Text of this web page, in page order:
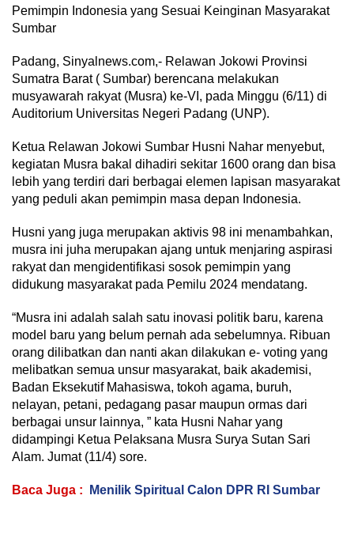
Pemimpin Indonesia yang Sesuai Keinginan Masyarakat
Sumbar
Padang, Sinyalnews.com,- Relawan Jokowi Provinsi
Sumatra Barat ( Sumbar) berencana melakukan
musyawarah rakyat (Musra) ke-VI, pada Minggu (6/11) di
Auditorium Universitas Negeri Padang (UNP).
Ketua Relawan Jokowi Sumbar Husni Nahar menyebut,
kegiatan Musra bakal dihadiri sekitar 1600 orang dan bisa
lebih yang terdiri dari berbagai elemen lapisan masyarakat
yang peduli akan pemimpin masa depan Indonesia.
Husni yang juga merupakan aktivis 98 ini menambahkan,
musra ini juha merupakan ajang untuk menjaring aspirasi
rakyat dan mengidentifikasi sosok pemimpin yang
didukung masyarakat pada Pemilu 2024 mendatang.
“Musra ini adalah salah satu inovasi politik baru, karena
model baru yang belum pernah ada sebelumnya. Ribuan
orang dilibatkan dan nanti akan dilakukan e- voting yang
melibatkan semua unsur masyarakat, baik akademisi,
Badan Eksekutif Mahasiswa, tokoh agama, buruh,
nelayan, petani, pedagang pasar maupun ormas dari
berbagai unsur lainnya, ” kata Husni Nahar yang
didampingi Ketua Pelaksana Musra Surya Sutan Sari
Alam. Jumat (11/4) sore.
Baca Juga : Menilik Spiritual Calon DPR RI Sumbar